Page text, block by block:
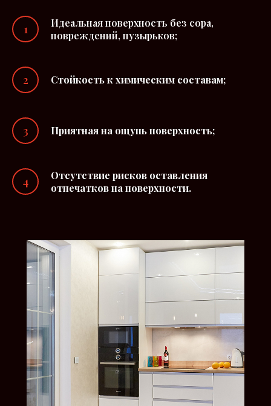
Идеальная поверхность без сора,
повреждений, пузырьков;
Стойкость к химическим составам;
Приятная на ощупь поверхность;
Отсутствие рисков оставления
отпечатков на поверхности.